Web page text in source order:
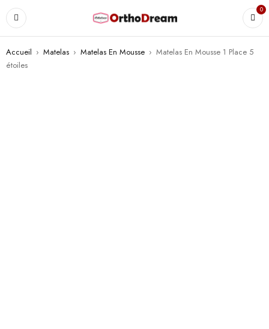
0
Accueil › Matelas › Matelas En Mousse › Matelas En Mousse 1 Place 5
étoiles